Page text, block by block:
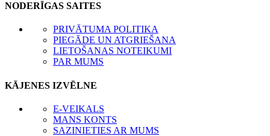
NODERĪGAS SAITES
PRIVĀTUMA POLITIKA
PIEGĀDE UN ATGRIEŠANA
LIETOŠANAS NOTEIKUMI
PAR MUMS
KĀJENES IZVĒLNE
E-VEIKALS
MANS KONTS
SAZINIETIES AR MUMS